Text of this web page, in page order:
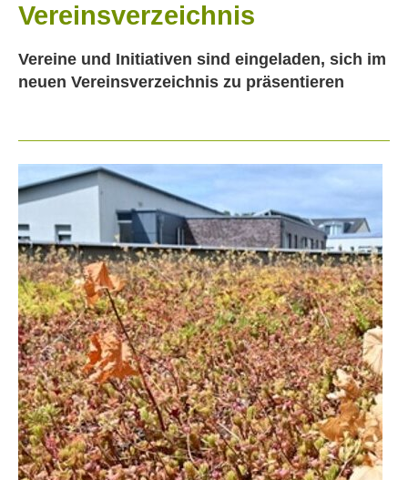
Vereinsverzeichnis
Vereine und Initiativen sind eingeladen, sich im
neuen Vereinsverzeichnis zu präsentieren